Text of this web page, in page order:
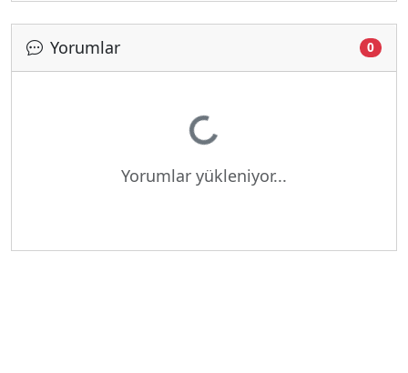
Yorumlar 0
Yükleniyor...
Yorumlar yükleniyor...